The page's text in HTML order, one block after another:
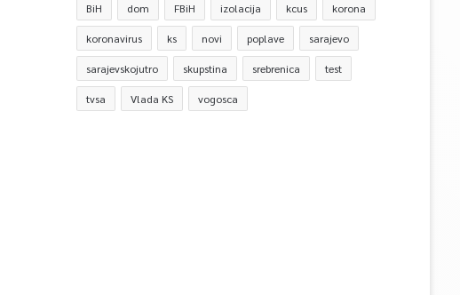
BiH dom FBiH izolacija kcus korona
koronavirus ks novi poplave sarajevo
sarajevskojutro skupstina srebrenica test
tvsa Vlada KS vogosca